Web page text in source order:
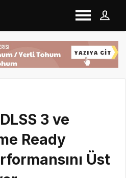
3 ve
Ready
Üst